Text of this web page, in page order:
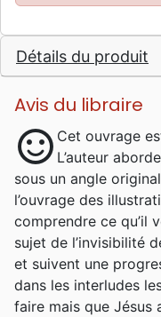
Détails du produit
Avis du libraire
sentiment_satisfied Cet ouvrage
L’auteur
sous un angle
l’ouvrage des
comprendre ce qu’il
sujet de l’invisibilité
et suivent une
dans les interludes
faire mais que Jésus